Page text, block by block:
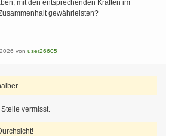
\end{array}
mit den entsprechenden Kräften im
gewährleisten?
von user26605
vermisst.